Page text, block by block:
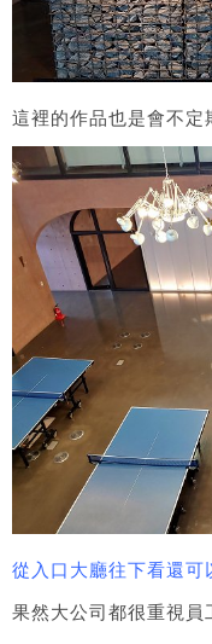
這裡的作品也是會不定
從入口大廳往下看還
果然大公司都很重視員